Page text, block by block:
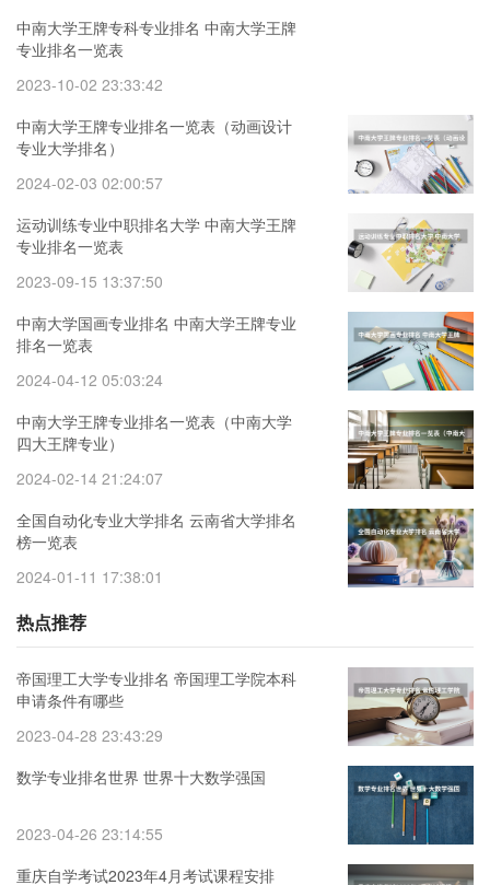
中南大学王牌专科专业排名 中南大学王牌
专业排名一览表
2023-10-02 23:33:42
中南大学王牌专业排名一览表（动画设计
专业大学排名）
2024-02-03 02:00:57
运动训练专业中职排名大学 中南大学王牌
专业排名一览表
2023-09-15 13:37:50
中南大学国画专业排名 中南大学王牌专业
排名一览表
2024-04-12 05:03:24
中南大学王牌专业排名一览表（中南大学
四大王牌专业）
2024-02-14 21:24:07
全国自动化专业大学排名 云南省大学排名
榜一览表
2024-01-11 17:38:01
热点推荐
帝国理工大学专业排名 帝国理工学院本科
申请条件有哪些
2023-04-28 23:43:29
数学专业排名世界 世界十大数学强国
2023-04-26 23:14:55
重庆自学考试2023年4月考试课程安排